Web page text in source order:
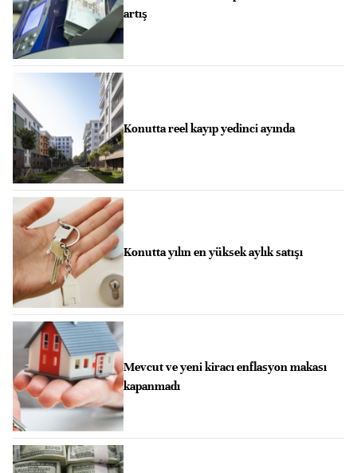
artış
Konutta reel kayıp yedinci ayında
Konutta yılın en yüksek aylık satışı
Mevcut ve yeni kiracı enflasyon makası
kapanmadı